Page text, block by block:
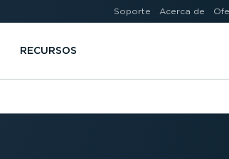
Soporte Acerca de
RECURSOS